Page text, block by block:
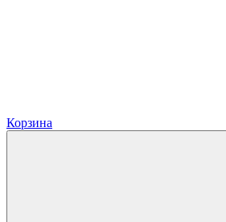
Корзина